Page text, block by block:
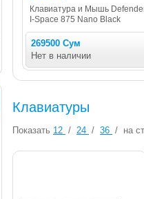
Клавиатура и Мышь
I-Space 875 Nano Black
269500 Сум
Нет в наличии
Клавиатуры
Показать 12 / 24 / 36 / на